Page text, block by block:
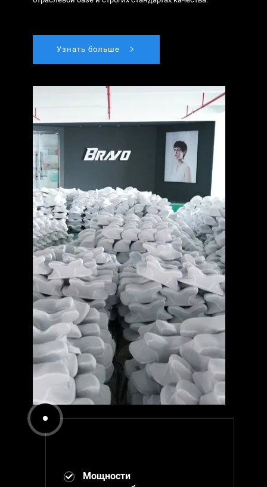
Узнать больше
Мощности